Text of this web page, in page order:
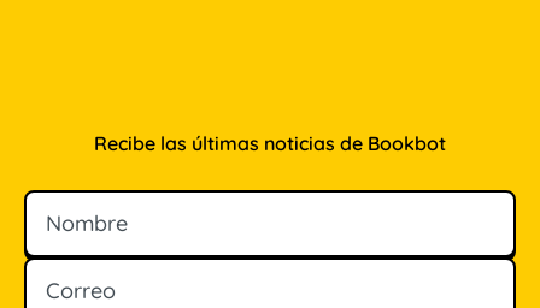
Recibe las últimas noticias de Bookbot
Nombre
Correo